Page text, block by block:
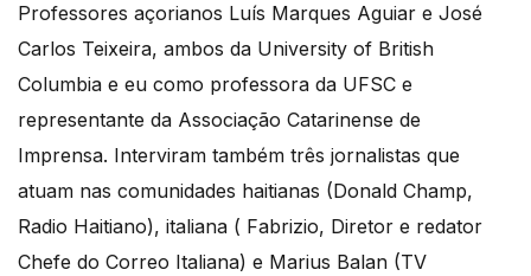
Professores açorianos Luís Marques Aguiar e José
Carlos Teixeira, ambos da University of British
Columbia e eu como professora da UFSC e
representante da Associação Catarinense de
Imprensa. Interviram também três jornalistas que
atuam nas comunidades haitianas (Donald Champ,
Radio Haitiano), italiana ( Fabrizio, Diretor e redator
Chefe do Correo Italiana) e Marius Balan (TV